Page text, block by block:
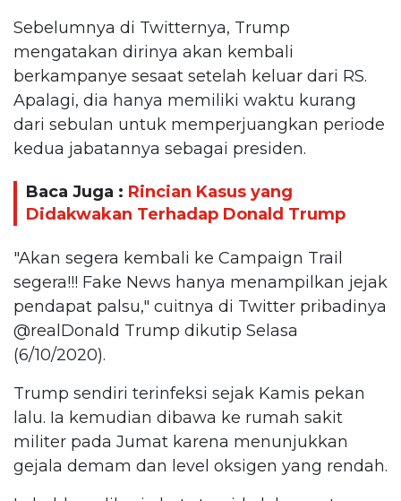
Sebelumnya di Twitternya, Trump
mengatakan dirinya akan kembali
berkampanye sesaat setelah keluar dari RS.
Apalagi, dia hanya memiliki waktu kurang
dari sebulan untuk memperjuangkan periode
kedua jabatannya sebagai presiden.
Baca Juga : Rincian Kasus yang
Didakwakan Terhadap Donald Trump
"Akan segera kembali ke Campaign Trail
segera!!! Fake News hanya menampilkan jejak
pendapat palsu," cuitnya di Twitter pribadinya
@realDonald Trump dikutip Selasa
(6/10/2020).
Trump sendiri terinfeksi sejak Kamis pekan
lalu. Ia kemudian dibawa ke rumah sakit
militer pada Jumat karena menunjukkan
gejala demam dan level oksigen yang rendah.